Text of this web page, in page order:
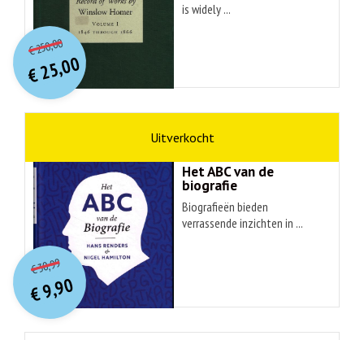
is widely ...
€250,00O
orspr
onkelijke
prijs
was:
€ 250,00.
€25,00
Huidige
prijs
is:
€ 25,00.
Het ABC van de
biografie
Biografieën bieden
verrassende inzichten in ...
€30,99O
orspr
onkelijke
prijs
was:
€ 30,99.
€9,90
Huidige
prijs
is:
€ 9,90.